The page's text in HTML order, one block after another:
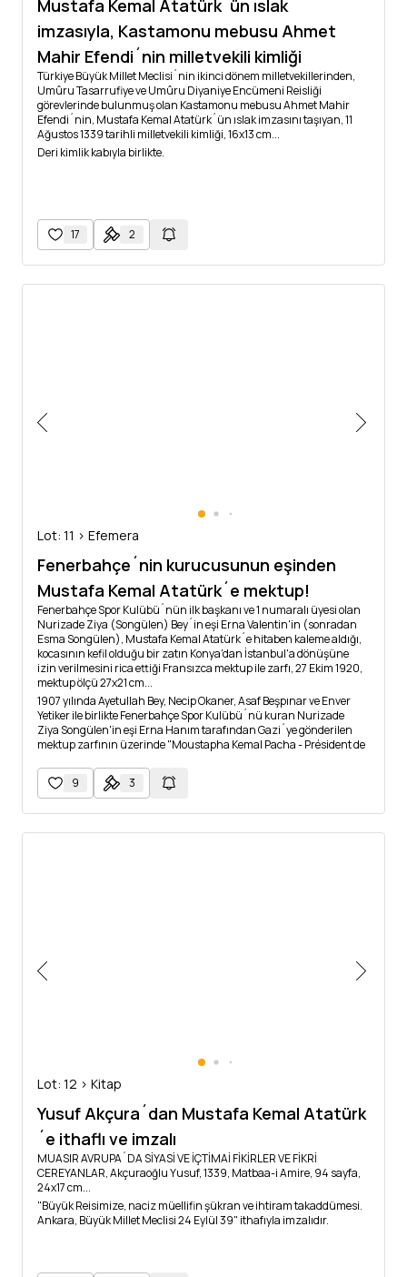
Mustafa Kemal Atatürk´ün ıslak
imzasıyla, Kastamonu mebusu Ahmet
Mahir Efendi´nin milletvekili kimliği
Türkiye Büyük Millet Meclisi´nin ikinci dönem milletvekillerinden,
Umûru Tasarrufiye ve Umûru Diyaniye Encümeni Reisliği
görevlerinde bulunmuş olan Kastamonu mebusu Ahmet Mahir
Efendi´nin, Mustafa Kemal Atatürk´ün ıslak imzasını taşıyan, 11
Ağustos 1339 tarihli milletvekili kimliği, 16x13 cm...
Deri kimlik kabıyla birlikte.
17 2
Lot: 11 > Efemera
Fenerbahçe´nin kurucusunun eşinden
Mustafa Kemal Atatürk´e mektup!
Fenerbahçe Spor Kulübü´nün ilk başkanı ve 1 numaralı üyesi olan
Nurizade Ziya (Songülen) Bey´in eşi Erna Valentin'in (sonradan
Esma Songülen), Mustafa Kemal Atatürk´e hitaben kaleme aldığı,
kocasının kefil olduğu bir zatın Konya'dan İstanbul'a dönüşüne
izin verilmesini rica ettiği Fransızca mektup ile zarfı, 27 Ekim 1920,
mektup ölçü 27x21 cm...
1907 yılında Ayetullah Bey, Necip Okaner, Asaf Beşpınar ve Enver
Yetiker ile birlikte Fenerbahçe Spor Kulübü´nü kuran Nurizade
Ziya Songülen'in eşi Erna Hanım tarafından Gazi´ye gönderilen
mektup zarfının üzerinde "Moustapha Kemal Pacha - Président de
Meclis Başkanı) ibaresi yer almaktadır. Mektubun çevirisi:
"27 Ekim 1920, Ankara
Ekselans,
Bana ilgileneceğinize dair söz verdiğiniz üzere, Konya Düyun-u
9 3
Lot: 12 > Kitap
Yusuf Akçura´dan Mustafa Kemal Atatürk
´e ithaflı ve imzalı
MUASIR AVRUPA´DA SİYASİ VE İÇTİMAİ FİKİRLER VE FİKRİ
CEREYANLAR, Akçuraoğlu Yusuf, 1339, Matbaa-i Amire, 94 sayfa,
24x17 cm...
"Büyük Reisimize, naciz müellifin şükran ve ihtiram takaddümesi.
Ankara, Büyük Millet Meclisi 24 Eylül 39" ithafıyla imzalıdır.